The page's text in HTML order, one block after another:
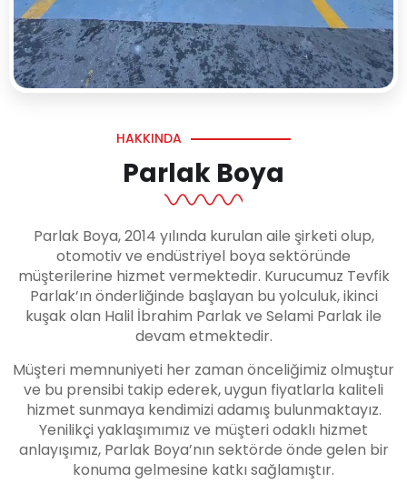
HAKKINDA
Parlak Boya
Parlak Boya, 2014 yılında kurulan aile şirketi olup,
otomotiv ve endüstriyel boya sektöründe
müşterilerine hizmet vermektedir. Kurucumuz Tevfik
Parlak’ın önderliğinde başlayan bu yolculuk, ikinci
kuşak olan Halil İbrahim Parlak ve Selami Parlak ile
devam etmektedir.
Müşteri memnuniyeti her zaman önceliğimiz olmuştur
ve bu prensibi takip ederek, uygun fiyatlarla kaliteli
hizmet sunmaya kendimizi adamış bulunmaktayız.
Yenilikçi yaklaşımımız ve müşteri odaklı hizmet
anlayışımız, Parlak Boya’nın sektörde önde gelen bir
konuma gelmesine katkı sağlamıştır.